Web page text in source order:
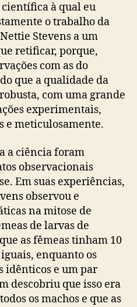
à qual eu
o trabalho da
Stevens a um
retificar, porque,
com as do
que a qualidade da
com uma grande
experimentais,
e meticulosamente.
a ciência foram
observacionais
Em suas experiências,
observou e
na mitose de
de larvas de
as fêmeas tinham 10
enquanto os
idênticos e um par
descobriu que isso era
os machos e que as